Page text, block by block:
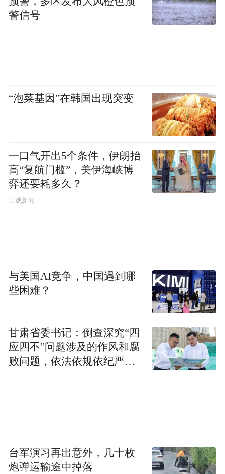
警信号
“泡菜基因”在韩国出现突变
一口气开出5个条件，伊朗抬
高“复航门槛”，美伊海峡博
弈还要耗多久？
上观新闻
与美国AI竞争，中国遇到哪
些困难？
甘肃省委书记：倒查深究“四
应四不”问题涉及的作风和腐
败问题，依法依规依纪严肃
台军演习再出意外，几十枚
炮弹运输途中掉落